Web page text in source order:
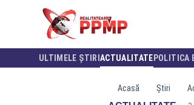
ULTIMELE ȘTIRI ACTUALITATE POLITICA
Acasă Știri